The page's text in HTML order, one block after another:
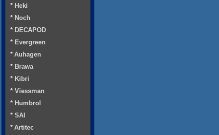
* Heki
* Noch
* DECAPOD
* Evergreen
* Auhagen
* Brawa
* Kibri
* Viessman
* Humbrol
* SAI
* Artitec